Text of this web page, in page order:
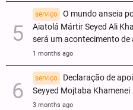
serviço
O mundo anseia
Aiatolá Mártir Seyed Ali
será um acontecimento de
1 months ago
serviço
Declaração de
Seyyed Mojtaba Khamenei
3 months ago